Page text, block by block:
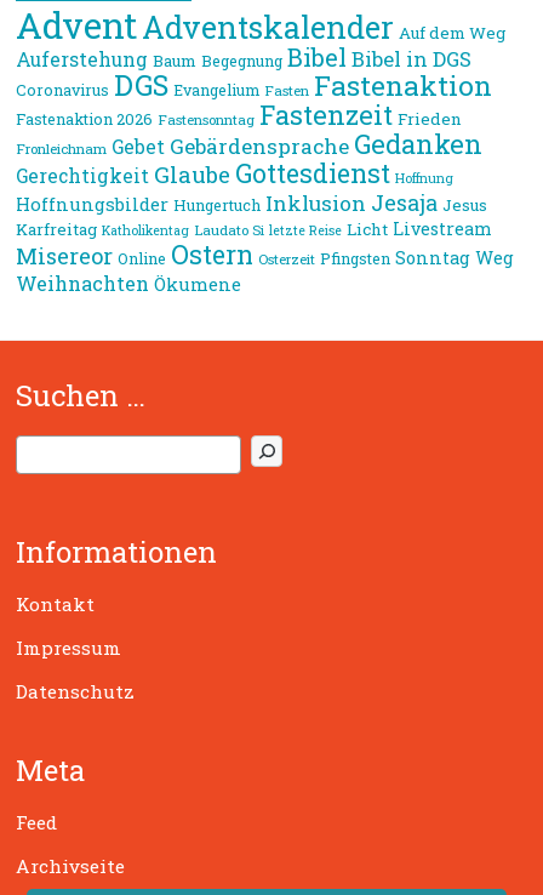
AdventAdventskalender Auf dem Weg
Auferstehung Baum Begegnung Bibel Bibel in DGS
Coronavirus DGS Evangelium Fasten Fastenaktion
Fastenaktion 2026 Fastensonntag Fastenzeit Frieden
Fronleichnam Gebet Gebärdensprache Gedanken
Gerechtigkeit Glaube Gottesdienst Hoffnung
Hoffnungsbilder Hungertuch Inklusion Jesaja Jesus
Karfreitag Katholikentag Laudato Si letzte Reise Licht Livestream
Misereor Online Ostern Osterzeit Pfingsten Sonntag Weg
Weihnachten Ökumene
Suchen …
u
e
n
Informationen
Kontakt
Impressum
Datenschutz
Meta
Feed
Archivseite